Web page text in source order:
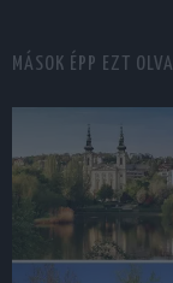
MÁSOK ÉPP EZT